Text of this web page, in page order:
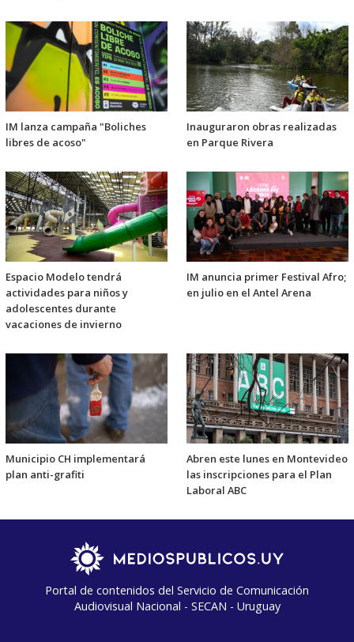
IM lanza campaña "Boliches
libres de acoso"
Inauguraron obras realizadas
en Parque Rivera
Espacio Modelo tendrá
actividades para niños y
adolescentes durante
vacaciones de invierno
IM anuncia primer Festival Afro;
en julio en el Antel Arena
Municipio CH implementará
plan anti-grafiti
Abren este lunes en Montevideo
las inscripciones para el Plan
Laboral ABC
Portal de contenidos del Servicio de Comunicación
Audiovisual Nacional - SECAN - Uruguay